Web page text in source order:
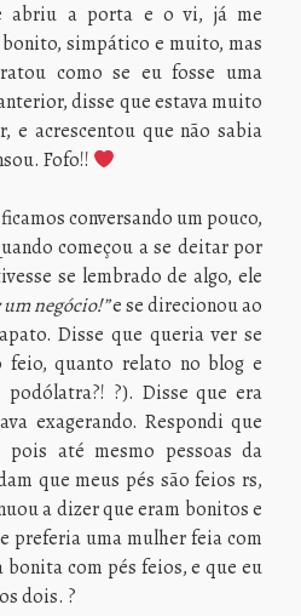
abriu a porta e o vi, já me
simpático e muito, mas
como se eu fosse uma
disse que estava muito
e acrescentou que não sabia
Fofo!!
conversando um pouco,
começou a se deitar por
se lembrado de algo, ele
um negócio!”e se direcionou ao
Disse que queria ver se
feio, quanto relato no blog e
?). Disse que era
exagerando. Respondi que
pois até mesmo pessoas da
que meus pés são feios rs,
a dizer que eram bonitos e
preferia uma mulher feia com
com pés feios, e que eu
dois. ?